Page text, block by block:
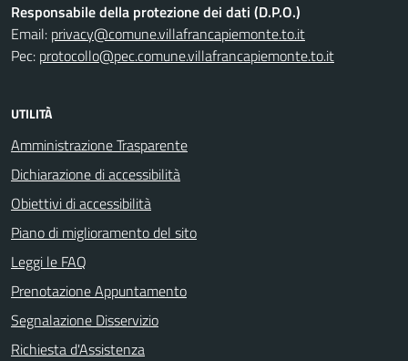
Responsabile della protezione dei dati (D.P.O.)
Email: privacy@comune.villafrancapiemonte.to.it
Pec: protocollo@pec.comune.villafrancapiemonte.to.it
UTILITÀ
Amministrazione Trasparente
Dichiarazione di accessibilità
Obiettivi di accessibilità
Piano di miglioramento del sito
Leggi le FAQ
Prenotazione Appuntamento
Segnalazione Disservizio
Richiesta d'Assistenza